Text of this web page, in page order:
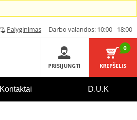
Palyginimas Darbo valandos: 10:00 - 18:00
PRISIJUNGTI
0
KREPŠELIS
Kontaktai D.U.K